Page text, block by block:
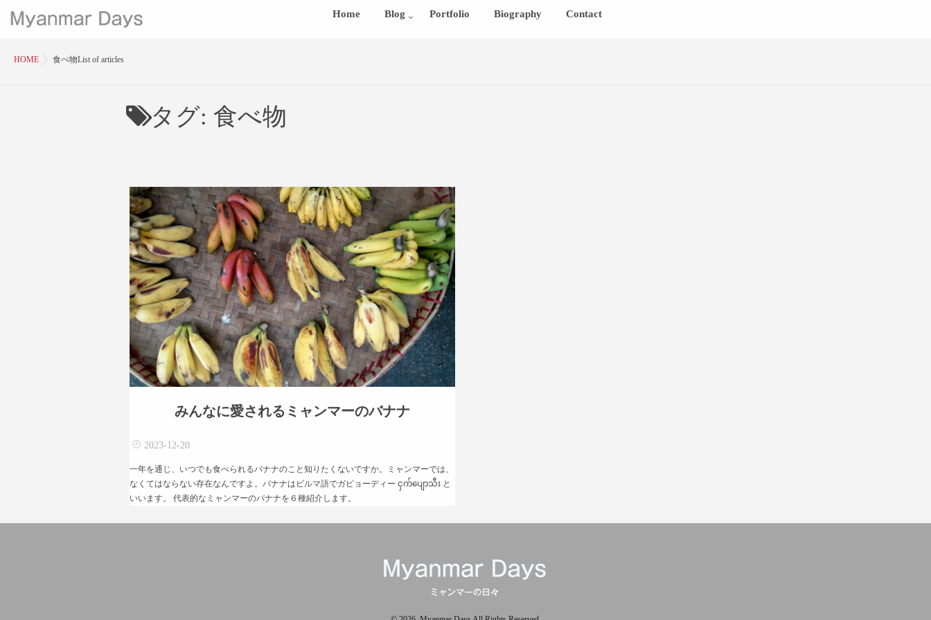
Home Blog Portfolio Biography Contact
HOME 食べ物List of articles
タグ: 食べ物
みんなに愛されるミャンマーのバナナ
2023-12-20
一年を通じ、いつでも食べられるバナナのこと知りたくないですか。ミャンマーでは、
なくてはならない存在なんですよ。バナナはビルマ語でガピョーディー ငှက်ပျောသီး と
いいます。 代表的なミャンマーのバナナを６種紹介します。